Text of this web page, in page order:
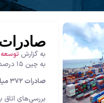
صادرات ۷۷۳ میلیون دلاری چدن، آهن و فولاد
به گزارش توسعه
به چین ۱۵ درصد ثبت شد.
صادرات ۳۷۲ میلیون دلاری مس و مصنوعات